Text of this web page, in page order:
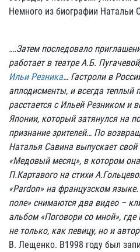
Немного из биографии Натальи
….Затем последовало
работает в театре А.Б.
Ильи Резника… Гастроли в
аплодисменты, и всегда теплый
расстается с Ильей Резником и
Японии, который затянулся на
признание зрителей… По
Наталья Савина выпускает
«Медовый месяц», в котором
П.Картавого на стихи
«Pardon» на французском
поле» снимаются два видео –
альбом «Поговори со мной», где
не только, как певицу, но и
В. Лещенко. В1998 году был